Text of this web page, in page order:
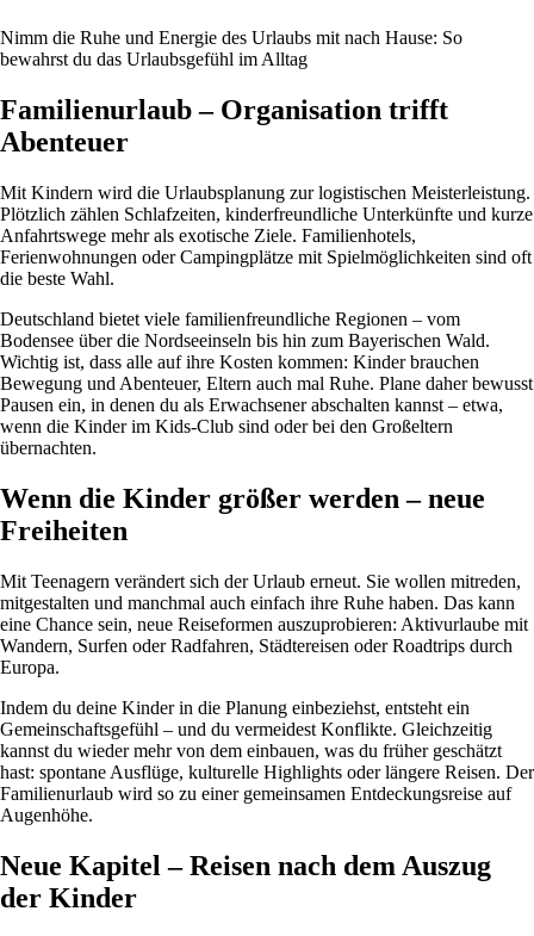
Nimm die Ruhe und Energie des Urlaubs mit nach Hause: So
bewahrst du das Urlaubsgefühl im Alltag
Familienurlaub – Organisation trifft
Abenteuer
Mit Kindern wird die Urlaubsplanung zur logistischen Meisterleistung.
Plötzlich zählen Schlafzeiten, kinderfreundliche Unterkünfte und kurze
Anfahrtswege mehr als exotische Ziele. Familienhotels,
Ferienwohnungen oder Campingplätze mit Spielmöglichkeiten sind oft
die beste Wahl.
Deutschland bietet viele familienfreundliche Regionen – vom
Bodensee über die Nordseeinseln bis hin zum Bayerischen Wald.
Wichtig ist, dass alle auf ihre Kosten kommen: Kinder brauchen
Bewegung und Abenteuer, Eltern auch mal Ruhe. Plane daher bewusst
Pausen ein, in denen du als Erwachsener abschalten kannst – etwa,
wenn die Kinder im Kids-Club sind oder bei den Großeltern
übernachten.
Wenn die Kinder größer werden – neue
Freiheiten
Mit Teenagern verändert sich der Urlaub erneut. Sie wollen mitreden,
mitgestalten und manchmal auch einfach ihre Ruhe haben. Das kann
eine Chance sein, neue Reiseformen auszuprobieren: Aktivurlaube mit
Wandern, Surfen oder Radfahren, Städtereisen oder Roadtrips durch
Europa.
Indem du deine Kinder in die Planung einbeziehst, entsteht ein
Gemeinschaftsgefühl – und du vermeidest Konflikte. Gleichzeitig
kannst du wieder mehr von dem einbauen, was du früher geschätzt
hast: spontane Ausflüge, kulturelle Highlights oder längere Reisen. Der
Familienurlaub wird so zu einer gemeinsamen Entdeckungsreise auf
Augenhöhe.
Neue Kapitel – Reisen nach dem Auszug
der Kinder